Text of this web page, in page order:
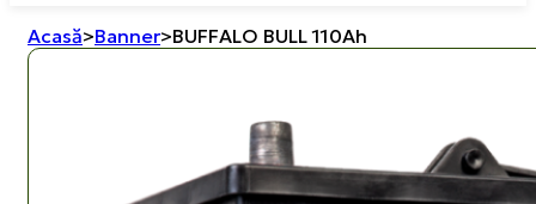
Acasă>Banner>BUFFALO BULL 110Ah